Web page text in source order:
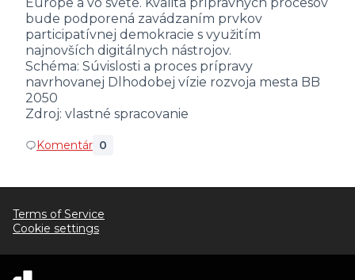
bude podporená zavádzaním prvkov
participatívnej demokracie s využitím
najnovších digitálnych nástrojov.
Schéma: Súvislosti a proces prípravy
navrhovanej Dlhodobej vízie rozvoja mesta BB
2050
Zdroj: vlastné spracovanie
Komentár 0
Terms of Service
Cookie settings